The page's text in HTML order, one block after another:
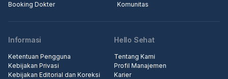
Booking Dokter
Komunitas
Informasi
Ketentuan Pengguna
Kebijakan Privasi
Kebijakan Editorial dan Koreksi
Hello Sehat
Tentang Kami
Profil Manajemen
Karier